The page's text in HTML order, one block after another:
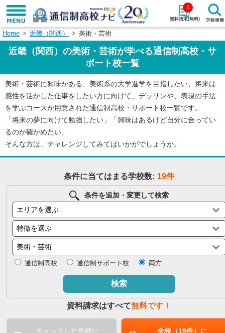
資料請求(無料)
0
学校名で探す
エリアから探す 特徴から探す
エリアを選択して探す
関東
東海 北陸・甲信越
中国
四国
閉じる
Home 近畿（関西） 美術・芸術
近畿（関西）の美術・芸術が学べる通信制高校・サ
ポート校一覧
美術・芸術に興味がある、美術系の大学進学を目指したい、将来は
感性を活かした仕事をしたい方に向けて、デッサンや、表現の手法
を学ぶコースが用意された通信制高校・サポート校一覧です。
「将来の夢に向けて勉強したい」「興味はあるけど自分に合ってい
るのか確かめたい」
そんな方は、チャレンジしてみてはいかがでしょうか。
条件に当てはまる学校数: 19件
条件を追加・変更して検索
通信制高校 通信制サポート校 両方
検索
資料請求はすべて無料です！
チェックした学校に
全校（19件）に